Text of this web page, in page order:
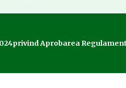
Aprobarea